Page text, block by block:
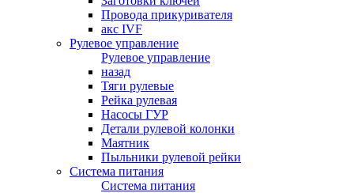
Провода прикуривателя
акс IVF
Рулевое управление
Рулевое управление
назад
Тяги рулевые
Рейка рулевая
Насосы ГУР
Детали рулевой колонки
Маятник
Пыльники рулевой рейки
Система питания
Система питания